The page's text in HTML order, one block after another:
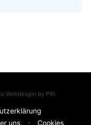
Webdesgin by PIN
uns
Cookies